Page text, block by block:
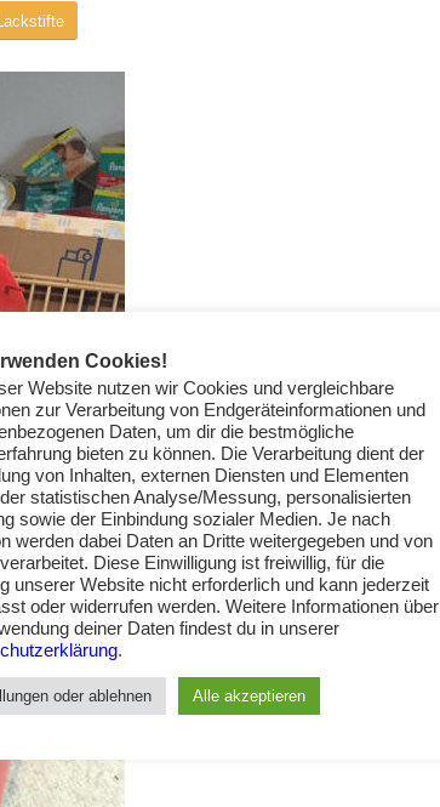
Cookies!
Website nutzen wir Cookies und vergleichbare
zur Verarbeitung von Endgeräteinformationen und
Daten, um dir die bestmögliche
bieten zu können. Die Verarbeitung dient der
von Inhalten, externen Diensten und Elementen
statistischen Analyse/Messung, personalisierten
sowie der Einbindung sozialer Medien. Je nach
werden dabei Daten an Dritte weitergegeben und von
Diese Einwilligung ist freiwillig, für die
unserer Website nicht erforderlich und kann jederzeit
oder widerrufen werden. Weitere Informationen über
deiner Daten findest du in unserer
.
oder ablehnen Alle akzeptieren